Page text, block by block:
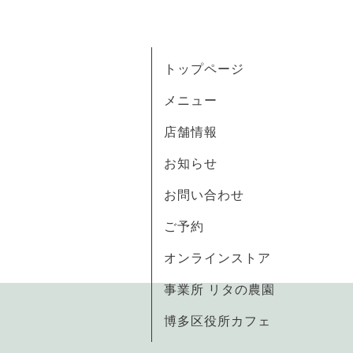
トップページ
メニュー
店舗情報
お知らせ
お問い合わせ
ご予約
オンラインストア
事業所 リタの農園
博多区役所カフェ